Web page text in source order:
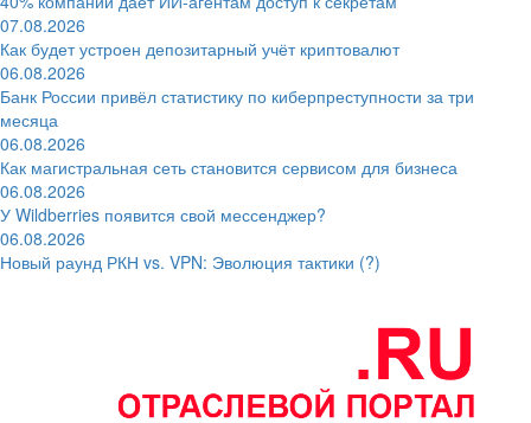
07.08.2026
Как будет устроен депозитарный учёт криптовалют
06.08.2026
Банк России привёл статистику по киберпреступности за три
месяца
06.08.2026
Как магистральная сеть становится сервисом для бизнеса
06.08.2026
У Wildberries появится свой мессенджер?
06.08.2026
Новый раунд РКН vs. VPN: Эволюция тактики (?)